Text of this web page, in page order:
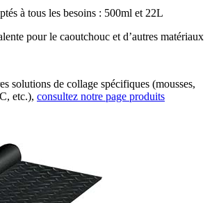
à tous les besoins : 500ml et 22L
pour le caoutchouc et d’autres matériaux
solutions de collage spécifiques (mousses,
etc.), consultez notre page produits